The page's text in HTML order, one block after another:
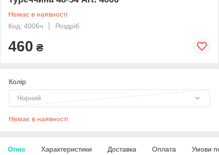
Немає в наявності
Код: 4006ч
Роздріб
460 ₴
Колір
Чорний
Немає в наявності
Опис Характеристики Доставка Оплата Умови